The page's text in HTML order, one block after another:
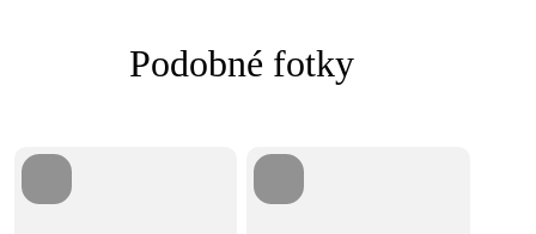
Podobné fotky